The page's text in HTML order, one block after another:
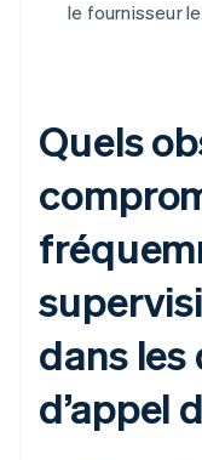
le fournisseur
Quels
dans les
d’appel